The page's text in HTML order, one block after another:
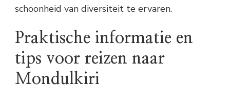
schoonheid van diversiteit te ervaren.
Praktische informatie en
tips voor reizen naar
Mondulkiri